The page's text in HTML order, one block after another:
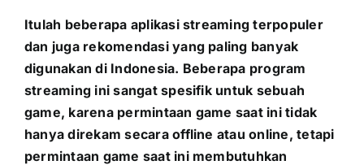
Itulah beberapa aplikasi streaming terpopuler
dan juga rekomendasi yang paling banyak
digunakan di Indonesia. Beberapa program
streaming ini sangat spesifik untuk sebuah
game, karena permintaan game saat ini tidak
hanya direkam secara offline atau online, tetapi
permintaan game saat ini membutuhkan